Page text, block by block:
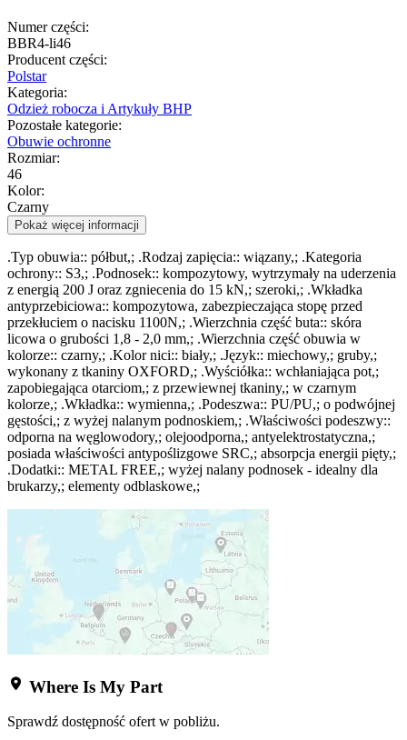
Numer części:
BBR4-li46
Producent części:
Polstar
Kategoria:
Odzież robocza i Artykuły BHP
Pozostałe kategorie:
Obuwie ochronne
Rozmiar:
46
Kolor:
Czarny
Pokaż więcej informacji
.Typ obuwia:: półbut,; .Rodzaj zapięcia:: wiązany,; .Kategoria
ochrony:: S3,; .Podnosek:: kompozytowy, wytrzymały na uderzenia
z energią 200 J oraz zgniecenia do 15 kN,; szeroki,; .Wkładka
antyprzebiciowa:: kompozytowa, zabezpieczająca stopę przed
przekłuciem o nacisku 1100N,; .Wierzchnia część buta:: skóra
licowa o grubości 1,8 - 2,0 mm,; .Wierzchnia część obuwia w
kolorze:: czarny,; .Kolor nici:: biały,; .Język:: miechowy,; gruby,;
wykonany z tkaniny OXFORD,; .Wyściółka:: wchłaniająca pot,;
zapobiegająca otarciom,; z przewiewnej tkaniny,; w czarnym
kolorze,; .Wkładka:: wymienna,; .Podeszwa:: PU/PU,; o podwójnej
gęstości,; z wyżej nalanym podnoskiem,; .Właściwości podeszwy::
odporna na węglowodory,; olejoodporna,; antyelektrostatyczna,;
posiada właściwości antypoślizgowe SRC,; absorpcja energii pięty,;
.Dodatki:: METAL FREE,; wyżej nalany podnosek - idealny dla
brukarzy,; elementy odblaskowe,;
Where Is My Part
Sprawdź dostępność ofert w pobliżu.